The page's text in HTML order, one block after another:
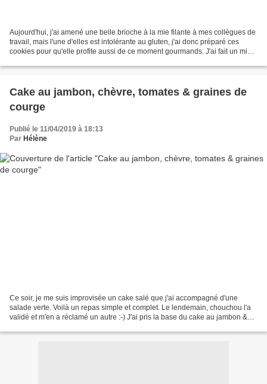
Aujourd'hui, j'ai amené une belle brioche à la mie filante à mes collègues de
travail, mais l'une d'elles est intolérante au gluten, j'ai donc préparé ces
cookies pour qu'elle profite aussi de ce moment gourmands. J'ai fait un mix
Cake au jambon, chèvre, tomates & graines de
courge
Publié le 11/04/2019 à 18:13
Par Hélène
Ce soir, je me suis improvisée un cake salé que j'ai accompagné d'une
salade verte. Voilà un repas simple et complet. Le lendemain, chouchou l'a
validé et m'en a réclamé un autre :-) J'ai pris la base du cake au jambon &